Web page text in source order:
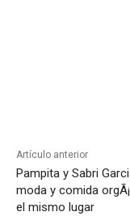
Artículo anterior
Pampita y Sabri
moda y comida
el mismo lugar